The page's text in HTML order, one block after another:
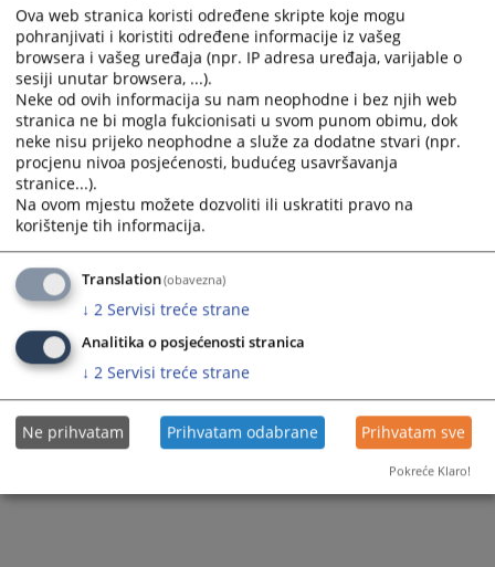
Ova web stranica koristi određene skripte koje mogu
pohranjivati i koristiti određene informacije iz vašeg
browsera i vašeg uređaja (npr. IP adresa uređaja, varijable o
sesiji unutar browsera, ...).
Neke od ovih informacija su nam neophodne i bez njih web
stranica ne bi mogla fukcionisati u svom punom obimu, dok
neke nisu prijeko neophodne a služe za dodatne stvari (npr.
procjenu nivoa posjećenosti, budućeg usavršavanja
stranice...).
Na ovom mjestu možete dozvoliti ili uskratiti pravo na
korištenje tih informacija.
Translation(obavezna)
↓ 2 Servisi treće strane
Analitika o posjećenosti stranica
↓ 2 Servisi treće strane
Ne prihvatam Prihvatam odabrane Prihvatam sve
Pokreće Klaro!